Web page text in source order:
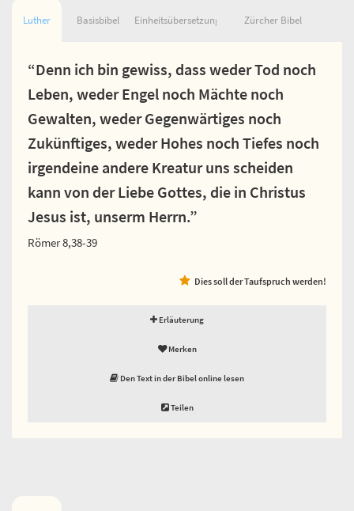
Luther Basisbibel Einheitsübersetzung Zürcher Bibel
“Denn ich bin gewiss, dass weder Tod noch
Leben, weder Engel noch Mächte noch
Gewalten, weder Gegenwärtiges noch
Zukünftiges, weder Hohes noch Tiefes noch
irgendeine andere Kreatur uns scheiden
kann von der Liebe Gottes, die in Christus
Jesus ist, unserm Herrn.”
Römer 8,38-39
Dies soll der Taufspruch werden!
Erläuterung
Merken
Den Text in der Bibel online lesen
Teilen